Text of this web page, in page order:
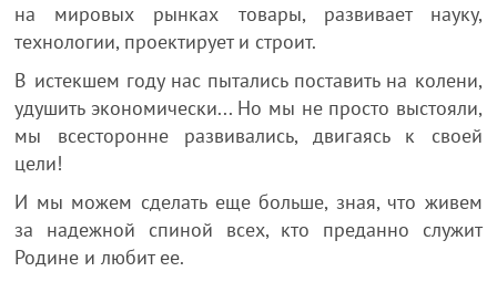
на мировых рынках товары, развивает науку,
технологии, проектирует и строит.
В истекшем году нас пытались поставить на колени,
удушить экономически... Но мы не просто выстояли,
мы всесторонне развивались, двигаясь к своей
цели!
И мы можем сделать еще больше, зная, что живем
за надежной спиной всех, кто преданно служит
Родине и любит ее.